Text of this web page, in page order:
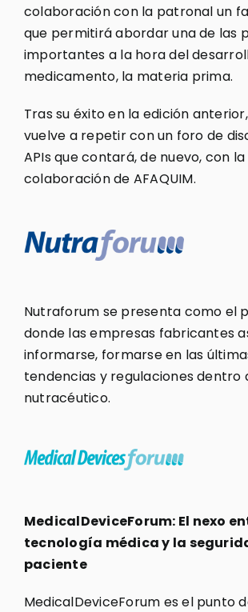
colaboración con la patronal un
que permitirá abordar una de las
importantes a la hora del
medicamento, la materia prima.
Tras su éxito en la edición
vuelve a repetir con un foro de
APIs que contará, de nuevo, con la
colaboración de AFAQUIM.
Nutraforum se presenta como el
donde las empresas fabricantes
informarse, formarse en las
tendencias y regulaciones dentro
nutracéutico.
MedicalDeviceForum: El nexo
tecnología médica y la
paciente
MedicalDeviceForum es el punto